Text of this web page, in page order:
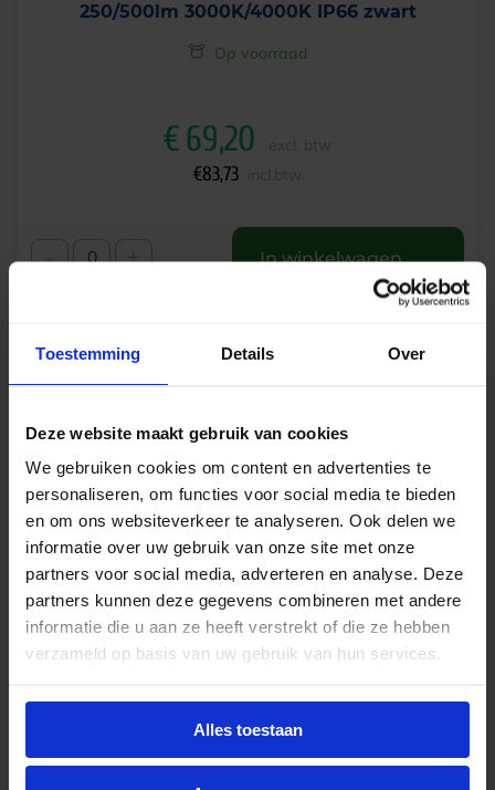
Toestemming Details Over
Deze website maakt gebruik van cookies
We gebruiken cookies om content en advertenties te
personaliseren, om functies voor social media te bieden
en om ons websiteverkeer te analyseren. Ook delen we
informatie over uw gebruik van onze site met onze
partners voor social media, adverteren en analyse. Deze
partners kunnen deze gegevens combineren met andere
informatie die u aan ze heeft verstrekt of die ze hebben
verzameld op basis van uw gebruik van hun services.
Alles toestaan
250/500lm 3000K/4000K IP66 zwart
Op voorraad
€69,20
€83,73
+
- In winkelwagen
Prolumia Pro-fit half LED opbouw 3/6W
250/500lm 3000K/4000K IP66 zwart -
multisensor
€104,54 excl. btw